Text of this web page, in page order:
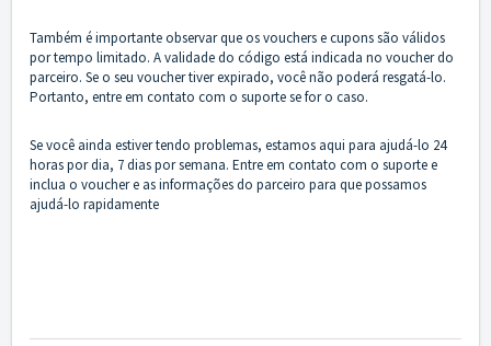
Também é importante observar que os vouchers e cupons são válidos
por tempo limitado. A validade do código está indicada no voucher do
parceiro. Se o seu voucher tiver expirado, você não poderá resgatá-lo.
Portanto, entre em contato com o suporte se for o caso.
Se você ainda estiver tendo problemas, estamos aqui para ajudá-lo 24
horas por dia, 7 dias por semana. Entre em contato com o suportee
inclua o voucher e as informações do parceiro para que possamos
ajudá-lo rapidamente